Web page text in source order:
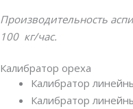
Производительность
100 кг/час.
Калибратор ореха
Калибратор
Калибратор